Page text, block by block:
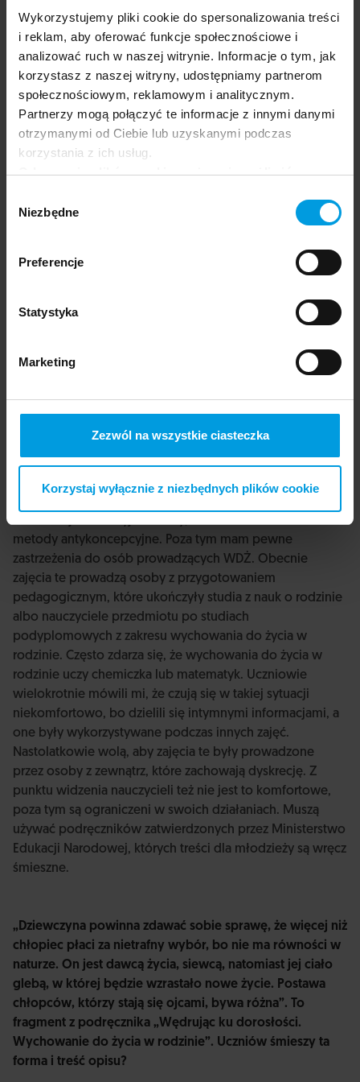
Wykorzystujemy pliki cookie do spersonalizowania treści
i reklam, aby oferować funkcje społecznościowe i
analizować ruch w naszej witrynie. Informacje o tym, jak
korzystasz z naszej witryny, udostępniamy partnerom
społecznościowym, reklamowym i analitycznym.
Partnerzy mogą połączyć te informacje z innymi danymi
otrzymanymi od Ciebie lub uzyskanymi podczas
korzystania z ich usług.
Odrzucenie plików cookie może uniemożliwić
oferowanych na naszej stronie, w tym m.in. z
zgody
Niezbędne
Preferencje
Statystyka
Marketing
Zezwól na wszystkie ciasteczka
Korzystaj wyłącznie z niezbędnych plików cookie
ocenianie. Uczniowie muszą się poczuć bezpiecznie. Jeśli
wiedza o seksualności jest przedstawiana rzetelnie i bez
zbędnych emocji, tak jak byśmy podawali przepis na zupę
pomidorową, nastolatkowie podchodzą do niej
poważnie. Młodzież jest bardzo mądra, ale musi zostać
wysłuchana.
emocji, tak jak byśmy podawali przepis
podchodzą do niej poważnie. Młodzież
wysłuchana.
Jak pani ocenia jako seksuolożka podstawę programową
jest adekwatny do współczesnych realiów?
Na pewno podstawa programowa WDŻ jest obszerna
tematycznie, choć moim zdaniem warto byłoby ją
zweryfikować i dołożyć zagadnienia bardziej
metody antykoncepcyjne. Poza tym mam pewne
zastrzeżenia do osób prowadzących WDŻ. Obecnie
zajęcia te prowadzą osoby z przygotowaniem
pedagogicznym, które ukończyły studia z nauk o rodzinie
albo nauczyciele przedmiotu po studiach
podyplomowych z zakresu wychowania do życia w
rodzinie. Często zdarza się, że wychowania do życia w
rodzinie uczy chemiczka lub matematyk. Uczniowie
wielokrotnie mówili mi, że czują się w takiej sytuacji
niekomfortowo, bo dzielili się intymnymi informacjami, a
one były wykorzystywane podczas innych zajęć.
Nastolatkowie wolą, aby zajęcia te były prowadzone
przez osoby z zewnątrz, które zachowają dyskrecję. Z
punktu widzenia nauczycieli też nie jest to komfortowe,
poza tym są ograniczeni w swoich działaniach. Muszą
używać podręczników zatwierdzonych przez Ministerstwo
Edukacji Narodowej, których treści dla młodzieży są wręcz
śmieszne.
„Dziewczyna powinna zdawać sobie sprawę, że więcej niż
chłopiec płaci za nietrafny wybór, bo nie ma równości w
naturze. On jest dawcą życia, siewcą, natomiast jej ciało
glebą, w której będzie wzrastało nowe życie. Postawa
chłopców, którzy stają się ojcami, bywa różna”. To
fragment z podręcznika „Wędrując ku dorosłości.
Wychowanie do życia w rodzinie”. Uczniów śmieszy ta
forma i treść opisu?